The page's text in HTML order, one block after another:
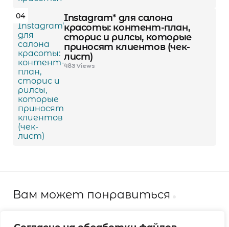
04
Instagram* для салона
красоты: контент-план,
сторис и рилсы, которые
приносят клиентов (чек-
лист)
483Views
Вам может понравиться